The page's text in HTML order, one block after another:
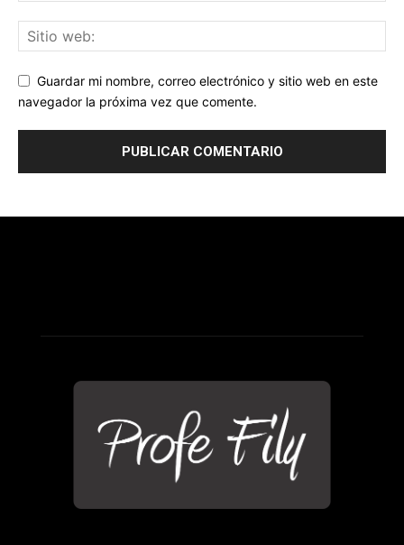
Guardar mi nombre, correo electrónico y sitio web en este
navegador la próxima vez que comente.